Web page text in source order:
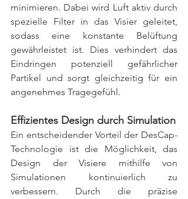
minimieren. Dabei wird Luft aktiv durch
spezielle Filter in das Visier geleitet,
sodass eine konstante Belüftung
gewährleistet ist. Dies verhindert das
Eindringen potenziell gefährlicher
Partikel und sorgt gleichzeitig für ein
angenehmes Tragegefühl.
Effizientes Design durch Simulation
Ein entscheidender Vorteil der DesCap-
Technologie ist die Möglichkeit, das
Design der Visiere mithilfe von
Simulationen kontinuierlich zu
verbessern. Durch die präzise